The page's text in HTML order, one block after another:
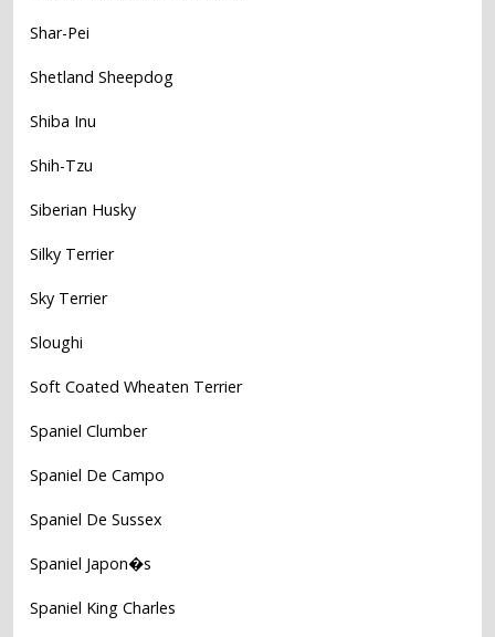
Shar-Pei
Shetland Sheepdog
Shiba Inu
Shih-Tzu
Siberian Husky
Silky Terrier
Sky Terrier
Sloughi
Soft Coated Wheaten Terrier
Spaniel Clumber
Spaniel De Campo
Spaniel De Sussex
Spaniel Japon�s
Spaniel King Charles